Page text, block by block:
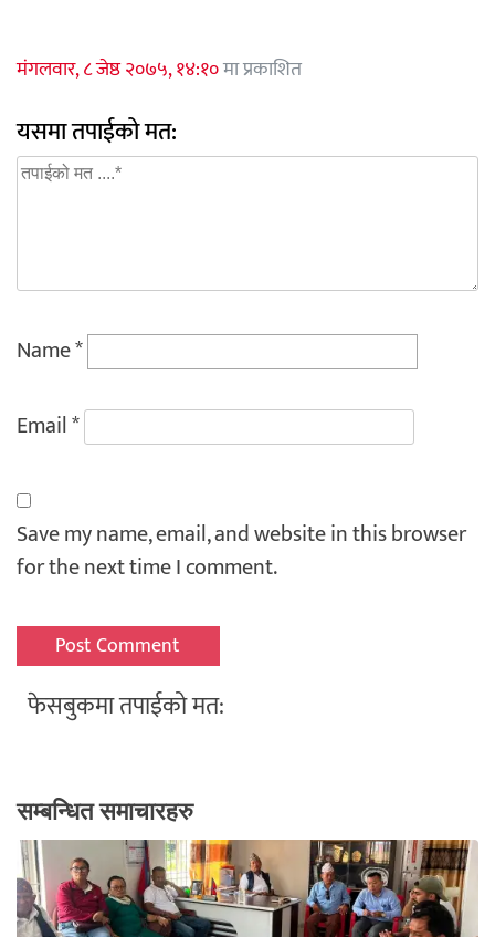
मंगलवार, ८ जेष्ठ २०७५, १४:१०मा प्रकाशित
यसमा तपाईको मत:
Name*
Email*
Save my name, email, and website in this browser
for the next time I comment.
फेसबुकमा तपाईको मत:
सम्बन्धित समाचारहरु